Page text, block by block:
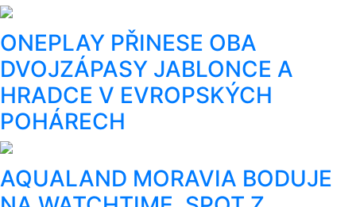
ONEPLAY PŘINESE OBA
DVOJZÁPASY JABLONCE A
HRADCE V EVROPSKÝCH
POHÁRECH
AQUALAND MORAVIA BODUJE